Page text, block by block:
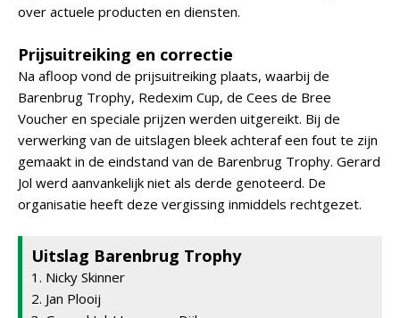
over actuele producten en diensten.
Prijsuitreiking en correctie
Na afloop vond de prijsuitreiking plaats, waarbij de
Barenbrug Trophy, Redexim Cup, de Cees de Bree
Voucher en speciale prijzen werden uitgereikt. Bij de
verwerking van de uitslagen bleek achteraf een fout te zijn
gemaakt in de eindstand van de Barenbrug Trophy. Gerard
Jol werd aanvankelijk niet als derde genoteerd. De
organisatie heeft deze vergissing inmiddels rechtgezet.
Uitslag Barenbrug Trophy
1. Nicky Skinner
2. Jan Plooij